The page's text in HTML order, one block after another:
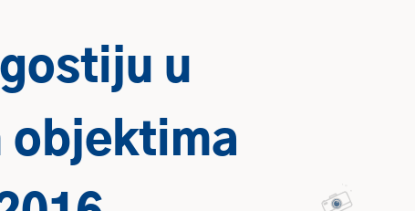
u
objektima